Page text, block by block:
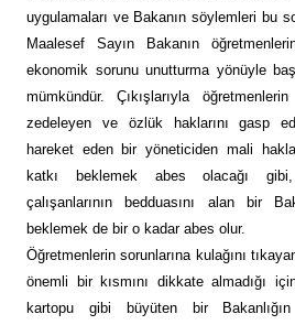
uygulamaları ve Bakanın söylemleri bu
Maalesef Sayın Bakanın
ekonomik sorunu unutturma yönüyle
mümkündür. Çıkışlarıyla
zedeleyen ve özlük haklarını gasp
hareket eden bir yöneticiden mali
katkı beklemek abes olacağı gibi,
çalışanlarının bedduasını alan bir
beklemek de bir o kadar abes olur.
Öğretmenlerin sorunlarına kulağını
önemli bir kısmını dikkate almadığı
kartopu gibi büyüten bir